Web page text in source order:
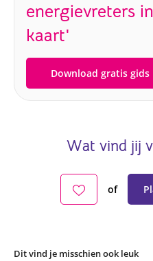
energievreters in
kaart'
Download gratis gids
Wat vind jij
of
Dit vind je misschien ook leuk